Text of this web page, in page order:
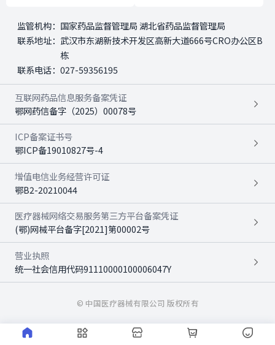
监管机构： 国家药品监督管理局 湖北省药品监督管理局
联系地址： 武汉市东湖新技术开发区高新大道666号CRO办公区B
栋
联系电话： 027-59356195
互联网药品信息服务备案凭证
鄂网药信备字（2025）00078号
ICP备案证书号
鄂ICP备19010827号-4
增值电信业务经营许可证
鄂B2-20210044
医疗器械网络交易服务第三方平台备案凭证
(鄂)网械平台备字[2021]第00002号
营业执照
统一社会信用代码91110000100006047Y
© 中国医疗器械有限公司 版权所有